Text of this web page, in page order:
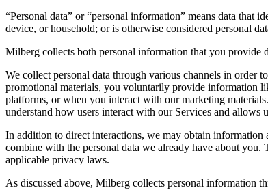
“Personal data” or “personal information” means data
device, or household; or is otherwise considered personal
Milberg collects both personal information that you provide
We collect personal data through various channels in order
promotional materials, you voluntarily provide information
platforms, or when you interact with our marketing
understand how users interact with our Services and allows
In addition to direct interactions, we may obtain
combine with the personal data we already have about
applicable privacy laws.
As discussed above, Milberg collects personal information